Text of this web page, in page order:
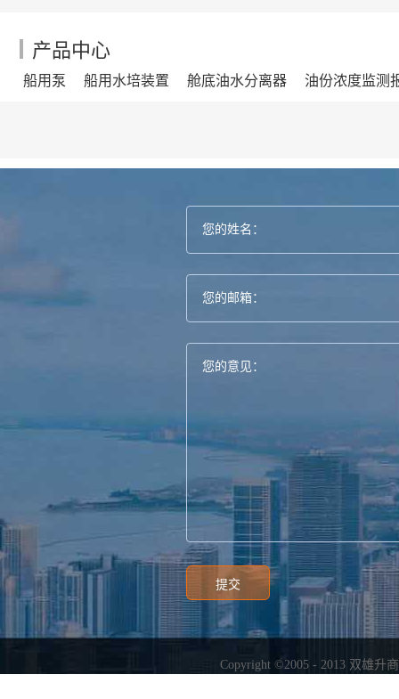
产品中心
船用泵 船用水培装置 舱底油水分离器 油份浓度监测
Copyright ©2005 - 2013 双雄升